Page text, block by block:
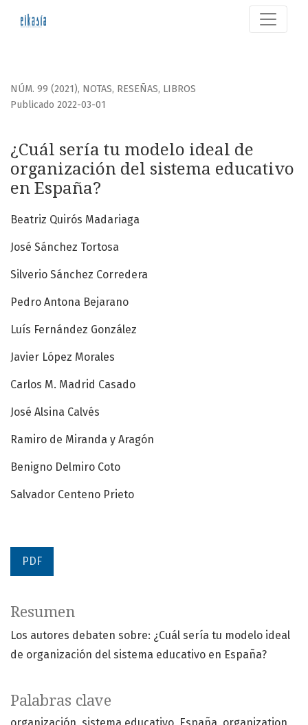
¿Cuál sería tu modelo ideal de organización del sistema
NÚM. 99 (2021), NOTAS, RESEÑAS, LIBROS
¿Cuál sería tu modelo ideal de
organización del sistema educativo
en España?
Publicado 2022-03-01
Beatriz Quirós Madariaga
José Sánchez Tortosa
Silverio Sánchez Corredera
Pedro Antona Bejarano
Luís Fernández González
Javier López Morales
Carlos M. Madrid Casado
José Alsina Calvés
Ramiro de Miranda y Aragón
Benigno Delmiro Coto
Salvador Centeno Prieto
PDF
Palabras clave
Resumen
Los autores debaten sobre: ¿Cuál sería tu modelo ideal
de organización del sistema educativo en España?